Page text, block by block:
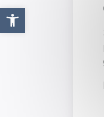
Ouvrir la barre